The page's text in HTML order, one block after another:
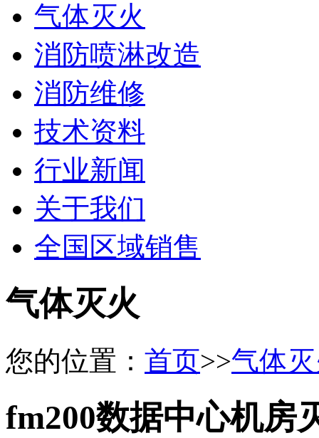
气体灭火
消防喷淋改造
消防维修
技术资料
行业新闻
关于我们
全国区域销售
气体灭火
您的位置： 首页>>气体
fm200数据中心机房